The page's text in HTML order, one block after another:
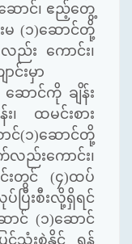
ဆောင်၊ ဧည့်တွေ့
မ (၁)ဆောင်တို့
း ကောင်း၊
င်းမှာ
ောင်ကို ချိန်း
၊ ထမင်းစား
င်(၁)ဆောင်တို့
းကောင်း၊
းတွင် (၄)ထပ်
းစီးလို့ရှိရင်
င် (၁)ဆောင်
င်သုံးစွဲနိုင် ရန်